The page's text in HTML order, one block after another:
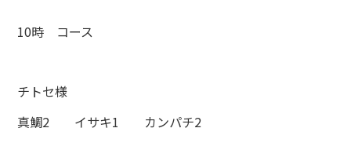
10時 コース
チトセ様
真鯛2 イサキ1 カンパチ2